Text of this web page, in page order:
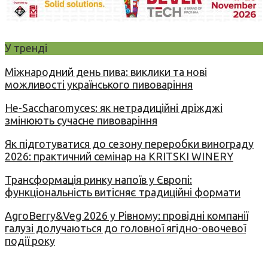
У тренді
Міжнародний день пива: виклики та нові
можливості українського пивоваріння
Не-Saccharomyces: як нетрадиційні дріжджі
змінюють сучасне пивоваріння
Як підготуватися до сезону переробки винограду
2026: практичний семінар на KRITSKI WINERY
Трансформація ринку напоїв у Європі:
функціональність витісняє традиційні формати
AgroBerry&Veg 2026 у Рівному: провідні компанії
галузі долучаються до головної ягідно-овочевої
події року